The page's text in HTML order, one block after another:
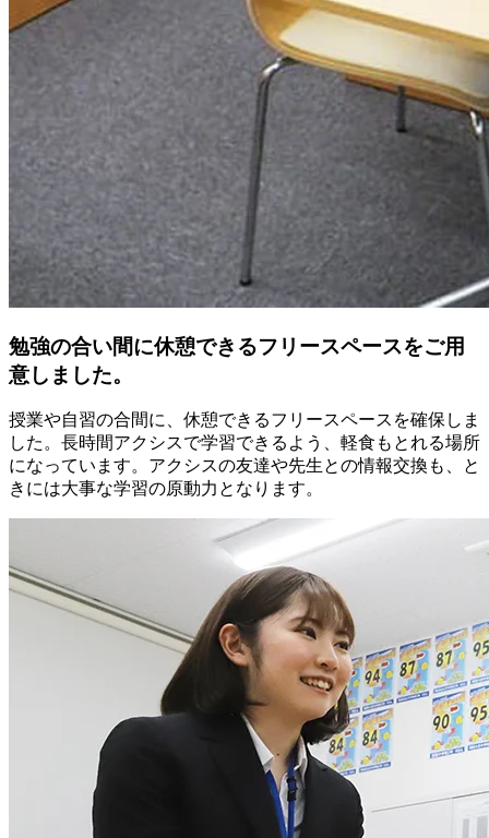
勉強の合い間に休憩できるフリースペースをご用
意しました。
授業や自習の合間に、休憩できるフリースペースを確保しま
した。長時間アクシスで学習できるよう、軽食もとれる場所
になっています。アクシスの友達や先生との情報交換も、と
きには大事な学習の原動力となります。